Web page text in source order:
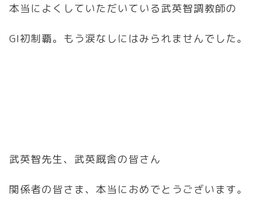
本当によくしていただいている武英智調教師の
GI初制覇。もう涙なしにはみられませんでした。
武英智先生、武英厩舎の皆さん
関係者の皆さま、本当におめでとうございます。